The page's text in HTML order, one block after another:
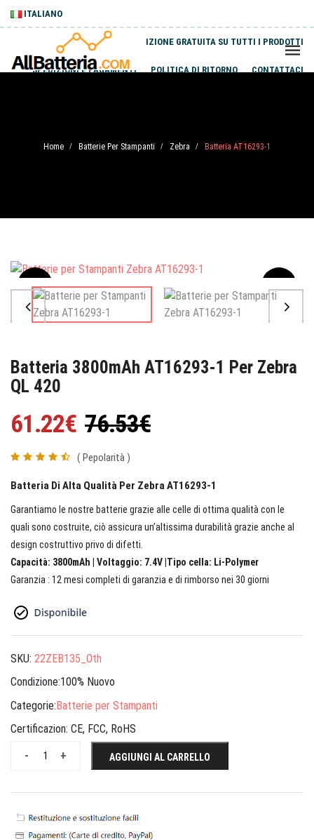
ITALIANO
SPEDIZIONE GRATUITA SU TUTTI I PRODOTTI
SPEDIZIONI E PAGAMENTI POLITICA DI RITORNO CONTATTACI
Home / Batterie Per Stampanti / Zebra / Batteria AT16293-1
Sale
Batteria 3800mAh AT16293-1 Per Zebra
QL 420
61.22€ 76.53€
( Pepolarità )
Batteria Di Alta Qualità Per Zebra AT16293-1
Garantiamo le nostre batterie grazie alle celle di ottima qualità con le
quali sono costruite, ciò assicura un’altissima durabilità grazie anche al
design costruttivo privo di difetti.
Capacità: 3800mAh | Voltaggio: 7.4V |Tipo cella: Li-Polymer
Garanzia : 12 mesi completi di garanzia e di rimborso nei 30 giorni
SKU: 22ZEB135_Oth
Condizione:100% Nuovo
Categorie:Batterie per Stampanti
Certificazion: CE, FCC, RoHS
+
- AGGIUNGI AL CARRELLO